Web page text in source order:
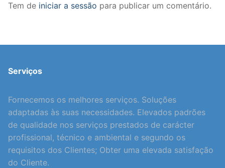
Tem de iniciar a sessão para publicar um comentário.
Serviços
Fornecemos os melhores serviços. Soluções
adaptadas às suas necessidades. Elevados padrões
de qualidade nos serviços prestados de carácter
profissional, técnico e ambiental e segundo os
requisitos dos Clientes; Obter uma elevada satisfação
do Cliente.